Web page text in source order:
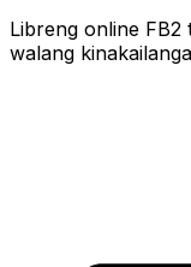
Libreng online
walang